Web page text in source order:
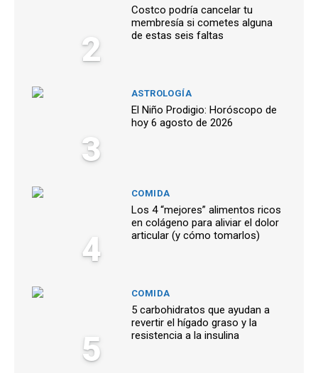
2
Costco podría cancelar tu
membresía si cometes alguna
de estas seis faltas
3
ASTROLOGÍA
El Niño Prodigio: Horóscopo de
hoy 6 agosto de 2026
4
COMIDA
Los 4 “mejores” alimentos ricos
en colágeno para aliviar el dolor
articular (y cómo tomarlos)
5
COMIDA
5 carbohidratos que ayudan a
revertir el hígado graso y la
resistencia a la insulina